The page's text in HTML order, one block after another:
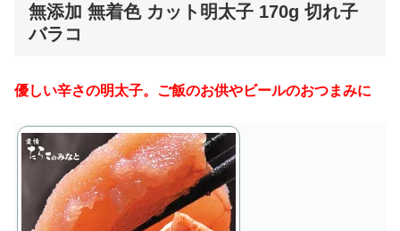
無添加 無着色 カット明太子 170g 切れ子
バラコ
優しい辛さの明太子。ご飯のお供やビールのおつまみに